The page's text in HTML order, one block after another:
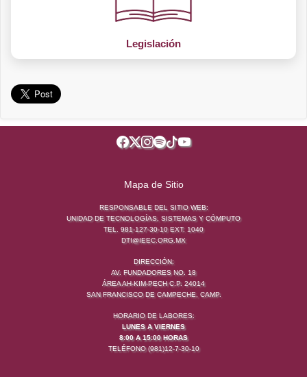
Legislación
Mapa de Sitio
RESPONSABLE DEL SITIO WEB:
UNIDAD DE TECNOLOGÍAS, SISTEMAS Y CÓMPUTO
TEL. 981-127-30-10 EXT. 1040
DTI@IEEC.ORG.MX
DIRECCIÓN:
AV. FUNDADORES NO. 18
ÁREA AH-KIM-PECH C.P. 24014
SAN FRANCISCO DE CAMPECHE, CAMP.
HORARIO DE LABORES:
LUNES A VIERNES
8:00 A 15:00 HORAS
TELÉFONO (981)12-7-30-10